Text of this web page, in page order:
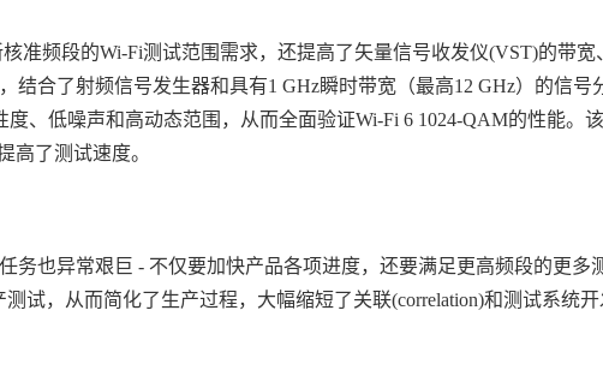
频段的Wi-Fi测试范围需求，还提高了矢量信号收发仪(VST)的带宽
合了射频信号发生器和具有1 GHz瞬时带宽（最高12 GHz）的信号
、低噪声和高动态范围，从而全面验证Wi-Fi 6 1024-QAM的性能。
高了测试速度。
务也异常艰巨 - 不仅要加快产品各项进度，还要满足更高频段的更多
试，从而简化了生产过程，大幅缩短了关联(correlation)和测试系统